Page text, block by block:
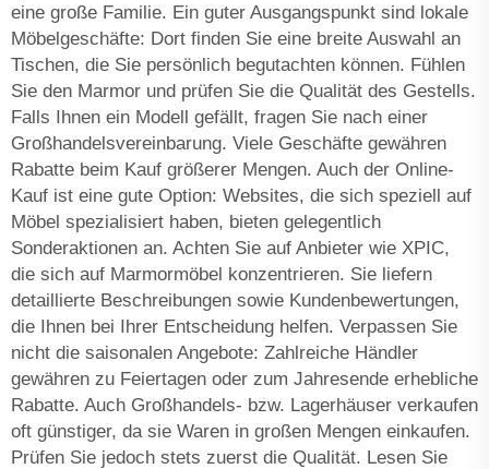
eine große Familie. Ein guter Ausgangspunkt sind lokale
Möbelgeschäfte: Dort finden Sie eine breite Auswahl an
Tischen, die Sie persönlich begutachten können. Fühlen
Sie den Marmor und prüfen Sie die Qualität des Gestells.
Falls Ihnen ein Modell gefällt, fragen Sie nach einer
Großhandelsvereinbarung. Viele Geschäfte gewähren
Rabatte beim Kauf größerer Mengen. Auch der Online-
Kauf ist eine gute Option: Websites, die sich speziell auf
Möbel spezialisiert haben, bieten gelegentlich
Sonderaktionen an. Achten Sie auf Anbieter wie XPIC,
die sich auf Marmormöbel konzentrieren. Sie liefern
detaillierte Beschreibungen sowie Kundenbewertungen,
die Ihnen bei Ihrer Entscheidung helfen. Verpassen Sie
nicht die saisonalen Angebote: Zahlreiche Händler
gewähren zu Feiertagen oder zum Jahresende erhebliche
Rabatte. Auch Großhandels- bzw. Lagerhäuser verkaufen
oft günstiger, da sie Waren in großen Mengen einkaufen.
Prüfen Sie jedoch stets zuerst die Qualität. Lesen Sie